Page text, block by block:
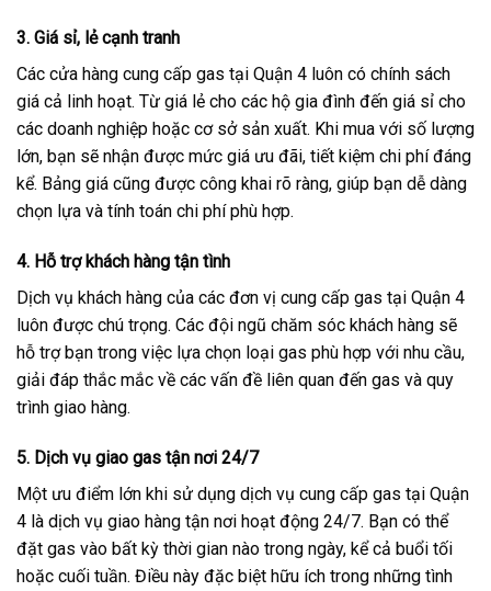
3. Giá sỉ, lẻ cạnh tranh
Các cửa hàng cung cấp gas tại Quận 4 luôn có chính sách
giá cả linh hoạt. Từ giá lẻ cho các hộ gia đình đến giá sỉ cho
các doanh nghiệp hoặc cơ sở sản xuất. Khi mua với số lượng
lớn, bạn sẽ nhận được mức giá ưu đãi, tiết kiệm chi phí đáng
kể. Bảng giá cũng được công khai rõ ràng, giúp bạn dễ dàng
chọn lựa và tính toán chi phí phù hợp.
4. Hỗ trợ khách hàng tận tình
Dịch vụ khách hàng của các đơn vị cung cấp gas tại Quận 4
luôn được chú trọng. Các đội ngũ chăm sóc khách hàng sẽ
hỗ trợ bạn trong việc lựa chọn loại gas phù hợp với nhu cầu,
giải đáp thắc mắc về các vấn đề liên quan đến gas và quy
trình giao hàng.
5. Dịch vụ giao gas tận nơi 24/7
Một ưu điểm lớn khi sử dụng dịch vụ cung cấp gas tại Quận
4 là dịch vụ giao hàng tận nơi hoạt động 24/7. Bạn có thể
đặt gas vào bất kỳ thời gian nào trong ngày, kể cả buổi tối
hoặc cuối tuần. Điều này đặc biệt hữu ích trong những tình